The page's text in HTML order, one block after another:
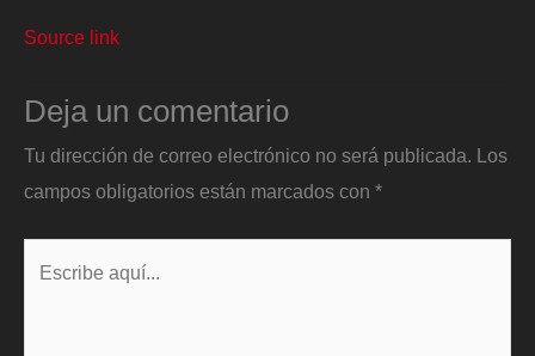
Source link
Deja un comentario
Tu dirección de correo electrónico no será publicada. Los
campos obligatorios están marcados con *